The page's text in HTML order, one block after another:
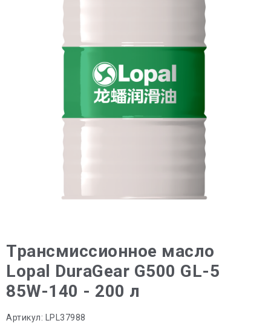
Трансмиссионное масло
Lopal DuraGear G500 GL-5
85W-140 - 200 л
Артикул: LPL37988